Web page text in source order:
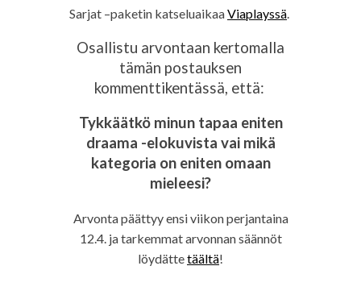
Sarjat –paketin katseluaikaaViaplayssä.
Osallistu arvontaan kertomalla
tämän postauksen
kommenttikentässä, että:
Tykkäätkö minun tapaa eniten
draama -elokuvista vai mikä
kategoria on eniten omaan
mieleesi?
Arvonta päättyy ensi viikon perjantaina
12.4. ja tarkemmat arvonnan säännöt
löydättetäältä!